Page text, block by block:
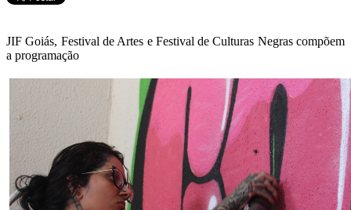
JIF Goiás, Festival de Artes e Festival de Culturas Negras compõem
a programação